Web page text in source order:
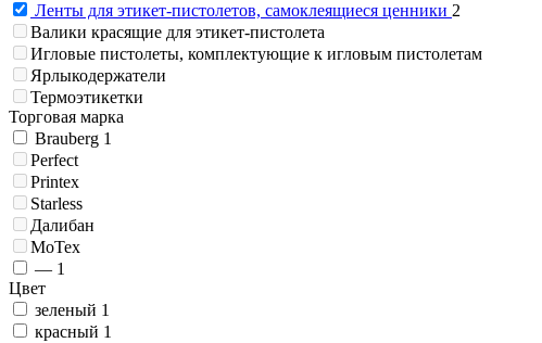
Ленты для этикет-пистолетов, самоклеящиеся ценники 2
Валики красящие для этикет-пистолета
Игловые пистолеты, комплектующие к игловым пистолетам
Ярлыкодержатели
Термоэтикетки
Торговая марка
Brauberg 1
Perfect
Printex
Starless
Далибан
MoTex
— 1
Цвет
зеленый 1
красный 1